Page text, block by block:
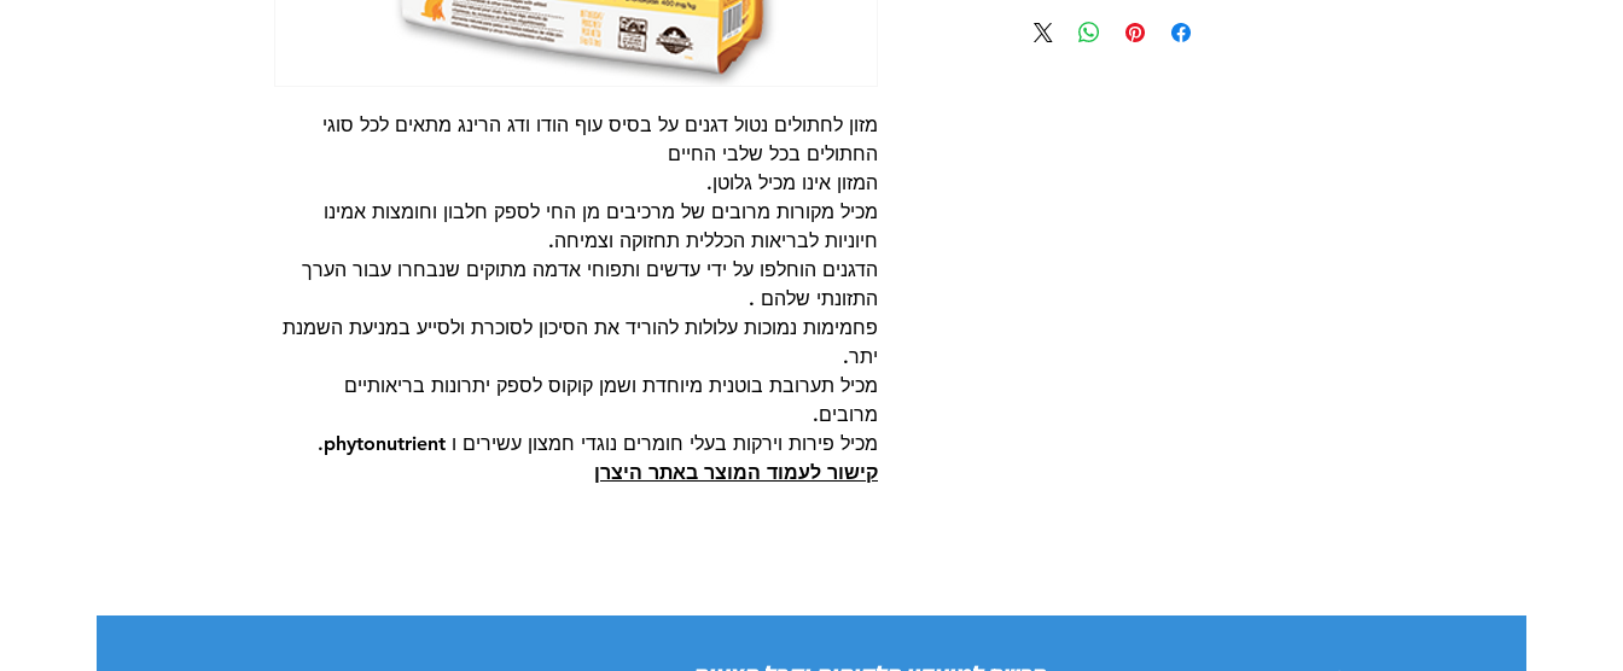
מזון לחתולים נטול דגנים על בסיס עוף הודו ודג הרינג מתאים לכל סוגי
החתולים בכל שלבי החיים
המזון אינו מכיל גלוטן.
מכיל מקורות מרובים של מרכיבים מן החי לספק חלבון וחומצות אמינו
חיוניות לבריאות הכללית תחזוקה וצמיחה.
הדגנים הוחלפו על ידי עדשים ותפוחי אדמה מתוקים שנבחרו עבור הערך
התזונתי שלהם .
פחמימות נמוכות עלולות להוריד את הסיכון לסוכרת ולסייע במניעת השמנת
יתר.
מכיל תערובת בוטנית מיוחדת ושמן קוקוס לספק יתרונות בריאותיים
מרובים.
מכיל פירות וירקות בעלי חומרים נוגדי חמצון עשירים ו phytonutrient.
קישור לעמוד המוצר באתר היצרן